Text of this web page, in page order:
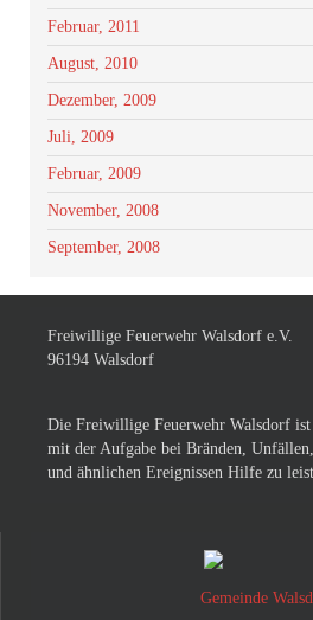
Februar, 2011
August, 2010
Dezember, 2009
Juli, 2009
Februar, 2009
November, 2008
September, 2008
Freiwillige Feuerwehr Walsdorf e.V.
96194 Walsdorf
Die Freiwillige Feuerwehr Walsdorf
mit der Aufgabe bei Bränden,
und ähnlichen Ereignissen Hilfe zu
Gemeinde